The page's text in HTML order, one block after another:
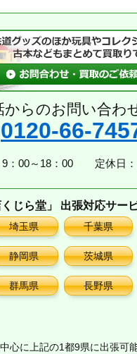
からのお問い合わ
0120-66-
：00～18：00 定休日
くじら堂」 出張対応サー
埼玉県 千葉県
静岡県 茨城県
群馬県 長野県
心に上記の1都9県に出張可